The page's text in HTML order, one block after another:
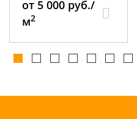
от 4 108 руб./
м2